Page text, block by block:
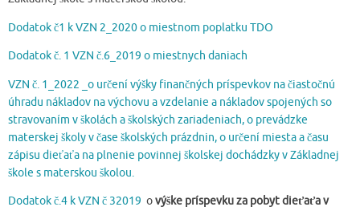
Dodatok č1 k VZN 2_2020 o miestnom poplatku TDO
Dodatok č. 1 VZN č.6_2019 o miestnych daniach
VZN č. 1_2022 _o určení výšky finančných príspevkov na čiastočnú
úhradu nákladov na výchovu a vzdelanie a nákladov spojených so
stravovaním v školách a školských zariadeniach, o prevádzke
materskej školy v čase školských prázdnin, o určení miesta a času
zápisu dieťaťa na plnenie povinnej školskej dochádzky v Základnej
škole s materskou školou.
Dodatok č.4 k VZN č 32019 ovýške príspevku za pobyt dieťaťa v